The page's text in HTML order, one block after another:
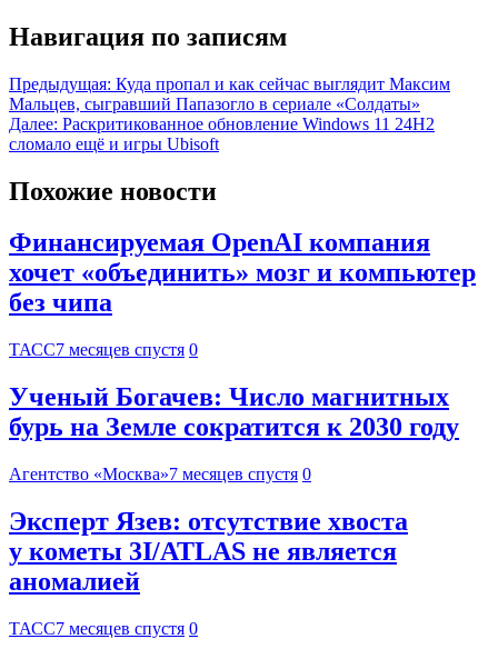
Навигация по записям
Предыдущая: Куда пропал и как сейчас выглядит Максим
Мальцев, сыгравший Папазогло в сериале «Солдаты»
Далее: Раскритикованное обновление Windows 11 24H2
сломало ещё и игры Ubisoft
Похожие новости
Финансируемая OpenAI компания
хочет «объединить» мозг и компьютер
без чипа
ТАСС7 месяцев спустя 0
Ученый Богачев: Число магнитных
бурь на Земле сократится к 2030 году
Агентство «Москва»7 месяцев спустя 0
Эксперт Язев: отсутствие хвоста
у кометы 3I/ATLAS не является
аномалией
ТАСС7 месяцев спустя 0